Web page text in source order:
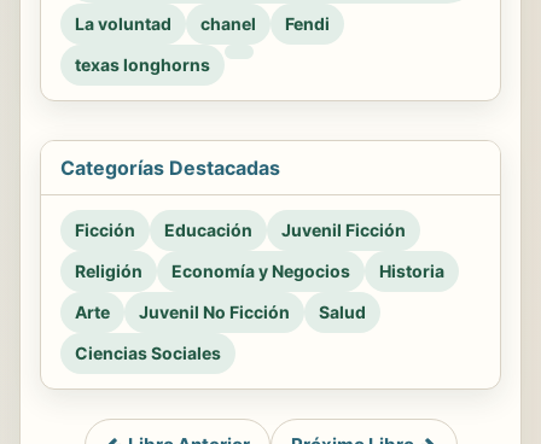
La voluntad
chanel
Fendi
texas longhorns
Categorías Destacadas
Ficción Educación
Juvenil Ficción
Religión
Economía y Negocios
Historia
Arte
Juvenil No Ficción
Salud
Ciencias Sociales